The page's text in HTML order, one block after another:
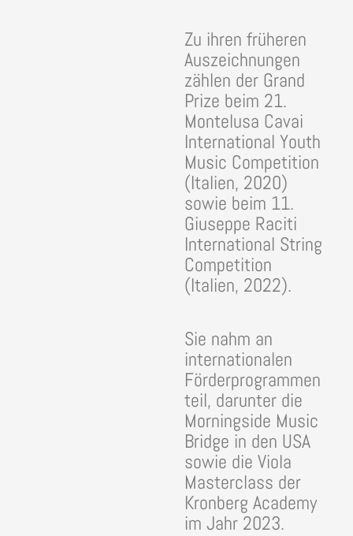
Zu ihren früheren
Auszeichnungen
zählen der Grand
Prize beim 21.
Montelusa Cavai
International Youth
Music Competition
(Italien, 2020)
sowie beim 11.
Giuseppe Raciti
International String
Competition
(Italien, 2022).
Sie nahm an
internationalen
Förderprogrammen
teil, darunter die
Morningside Music
Bridge in den USA
sowie die Viola
Masterclass der
Kronberg Academy
im Jahr 2023.